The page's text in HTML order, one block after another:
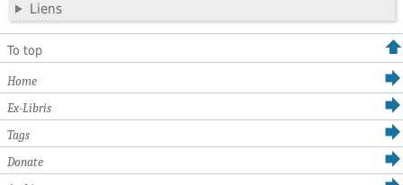
Liens
To top
Home
Ex-Libris
Tags
Donate